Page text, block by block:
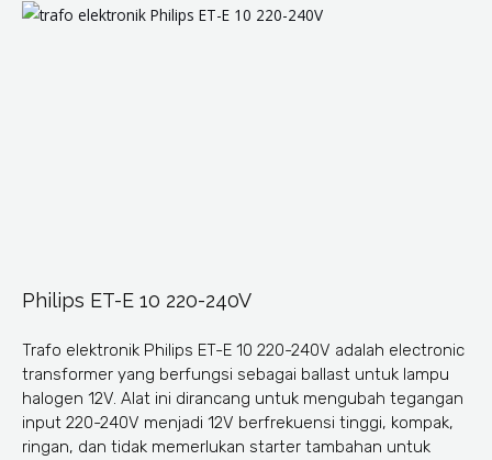
Philips ET-E 10 220-240V
Trafo elektronik Philips ET-E 10 220-240V adalah electronic
transformer yang berfungsi sebagai ballast untuk lampu
halogen 12V. Alat ini dirancang untuk mengubah tegangan
input 220-240V menjadi 12V berfrekuensi tinggi, kompak,
ringan, dan tidak memerlukan starter tambahan untuk